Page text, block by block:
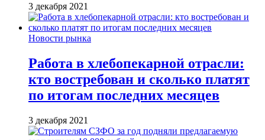
3 декабря 2021
Новости рынка
Работа в хлебопекарной отрасли:
кто востребован и сколько платят
по итогам последних месяцев
3 декабря 2021